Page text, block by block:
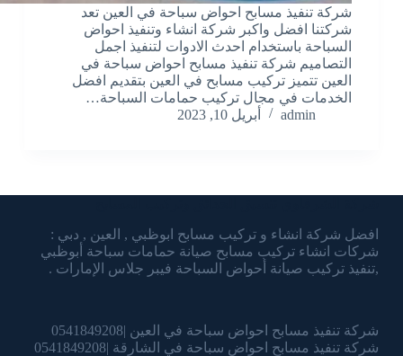
شركة تنفيذ مسابح احواض سباحة في العين تعد
شركتنا افضل واكبر شركة انشاء وتنفيذ احواض
السباحة باستخدام احدث الادوات لتنفيذ اجمل
التصاميم شركة تنفيذ مسابح احواض سباحة في
العين تتميز تركيب مسابح في العين بتقديم افضل
الخدمات في مجال تركيب حمامات السباحة…
admin
أبريل 10, 2023
افضل شركة انشاء و تركيب مسابح ابوظبي , العين , دبي :
شركات انشاء تركيب مسابح صيانة حمامات سباحة أبوظبي
,تنفيذ تركيب صيانة أحواض السباحة فيبر جلاس الإمارات .
شركة تنفيذ مسابح احواض سباحة في العين |0541849208
شركة تنفيذ مسابح احواض سباحة في الشارقة |0541849208